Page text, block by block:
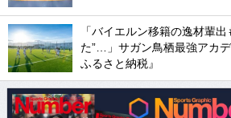
「バイエルン移籍の逸材輩
た”…」サガン鳥栖最強アカ
ふるさと納税』